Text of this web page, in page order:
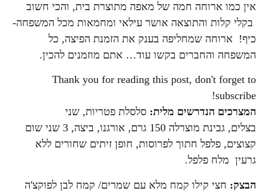
אין כמו ארוחה חמה של מאפה מתוצרת בית, והכי חשוב
בקלי קלות והתוצאה אושר עילאי ומחמאות מכל המשפחה-
כיף! ארוחה שמחליפה בענק את הזמנת הפיצה, כל
המשפחה והחברים בקשו עוד… אתם מוזמנים להכין.
Thank you for reading this post, don't forget to
subscribe!
המצרכים הנדרשים מלית: סלסלת פטריות, שני
בצלים, גבינת מוצרלה 150 גרם, אורגנו, ביצה, 3 שני שום
קצוצים, פלפל חתוך לפרוסות, חופן זיתים שחורים ללא
גרעין מלח פלפל.
הבצק: חצי קילו קמח מלא עם שמרים/ קמח לבן לפוקצ'ה